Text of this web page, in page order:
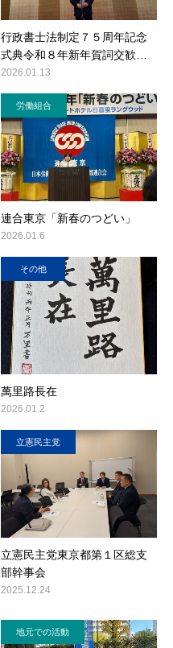
行政書士法制定７５周年記念
式典令和８年新年賀詞交歓…
2026.01.13
労働組合
連合東京「新春のつどい」
2026.01.6
その他
萬里路長在
2026.01.2
立憲民主党
立憲民主党東京都第１区総支
部幹事会
2025.12.24
地元での活動